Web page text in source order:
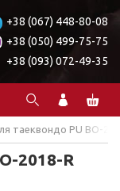
+38 (067) 448-80-08
+38 (050) 499-75-75
+38 (093) 072-49-35
таеквондо PU BO-
2018-R